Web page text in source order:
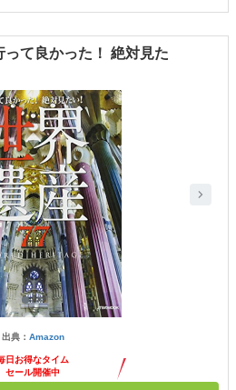
て良かった！ 絶対見た
出典： Amazon
日お得なタイム
セール開催中